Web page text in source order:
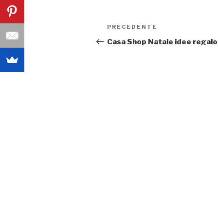
Navigazione
articoli
Articolo
precedente:
PRECEDENTE
Casa Shop Natale idee regalo